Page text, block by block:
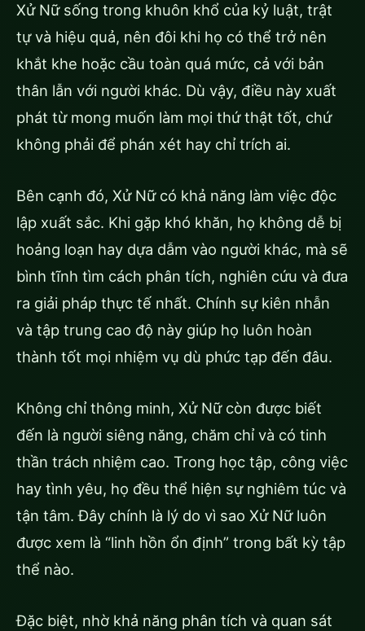
Xử Nữ sống trong khuôn khổ của kỷ luật, trật
tự và hiệu quả, nên đôi khi họ có thể trở nên
khắt khe hoặc cầu toàn quá mức, cả với bản
thân lẫn với người khác. Dù vậy, điều này xuất
phát từ mong muốn làm mọi thứ thật tốt, chứ
không phải để phán xét hay chỉ trích ai.
Bên cạnh đó, Xử Nữ có khả năng làm việc độc
lập xuất sắc. Khi gặp khó khăn, họ không dễ bị
hoảng loạn hay dựa dẫm vào người khác, mà sẽ
bình tĩnh tìm cách phân tích, nghiên cứu và đưa
ra giải pháp thực tế nhất. Chính sự kiên nhẫn
và tập trung cao độ này giúp họ luôn hoàn
thành tốt mọi nhiệm vụ dù phức tạp đến đâu.
Không chỉ thông minh, Xử Nữ còn được biết
đến là người siêng năng, chăm chỉ và có tinh
thần trách nhiệm cao. Trong học tập, công việc
hay tình yêu, họ đều thể hiện sự nghiêm túc và
tận tâm. Đây chính là lý do vì sao Xử Nữ luôn
được xem là “linh hồn ổn định” trong bất kỳ tập
thể nào.
Đặc biệt, nhờ khả năng phân tích và quan sát